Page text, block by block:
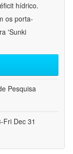
hídrico.
os porta-
'Sunki
Pesquisa
Fri Dec 31